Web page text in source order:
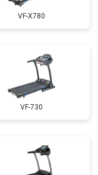
VF-X780
VF-730